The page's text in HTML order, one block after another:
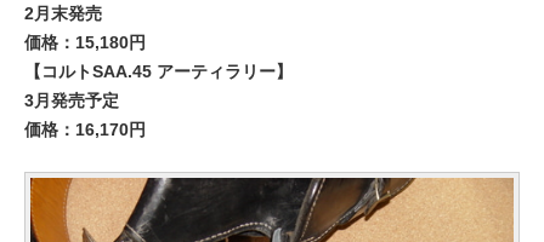
2月末発売
価格：15,180円
【コルトSAA.45 アーティラリー】
3月発売予定
価格：16,170円